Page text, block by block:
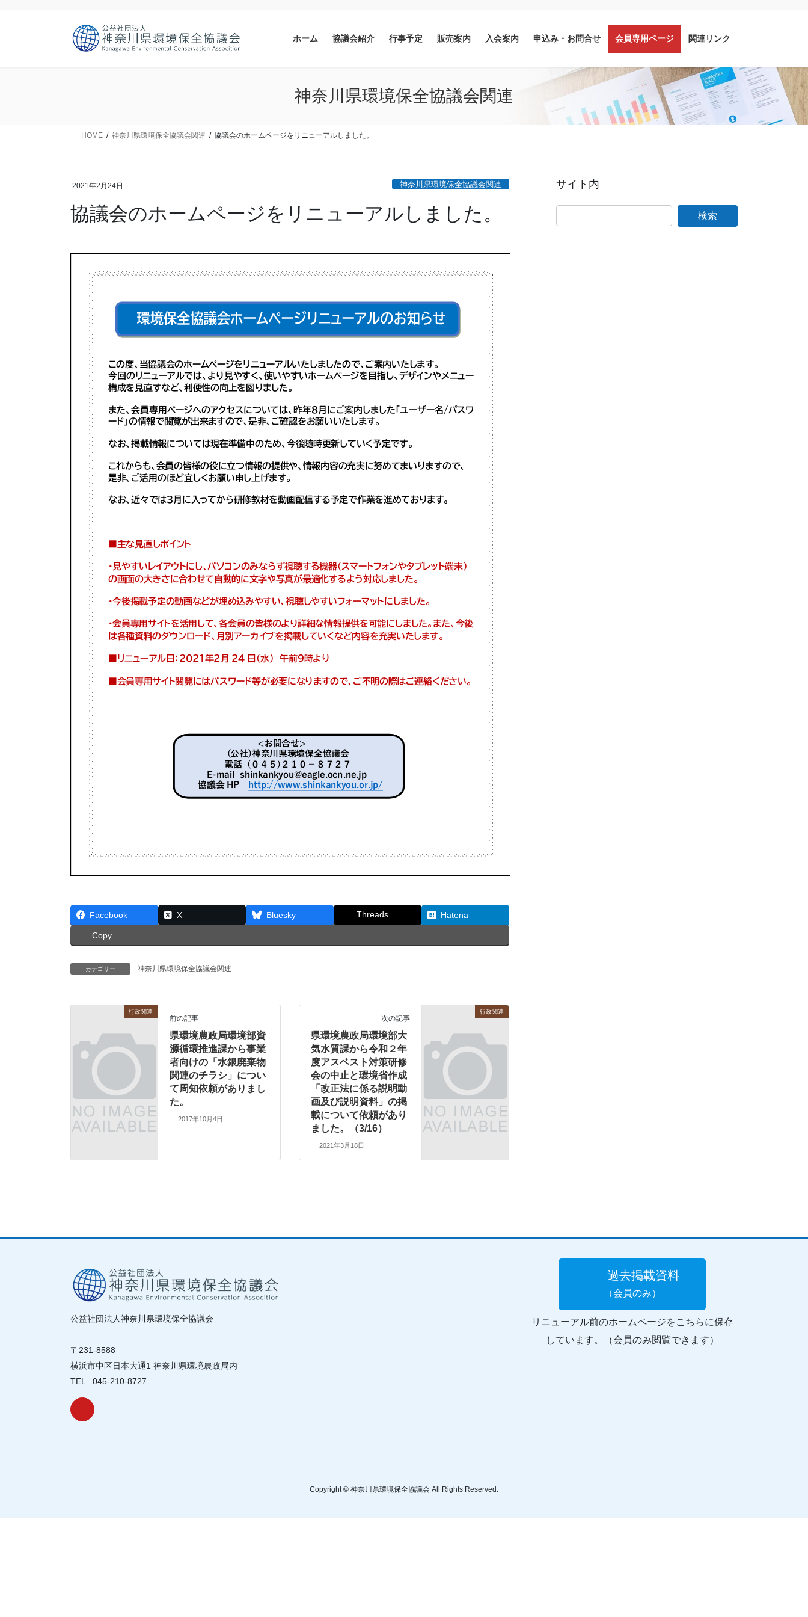
ホーム 協議会紹介 行事予定 販売案内 入会案内 申込み・お問合せ 会員専用ページ 関連リンク
神奈川県環境保全協議会関連
HOME 神奈川県環境保全協議会関連 協議会のホームページをリニューアルしました。
2021年2月24日 神奈川県環境保全協議会関連
協議会のホームページをリニューアルしました。
Facebook X Bluesky Threads Hatena
Copy
カテゴリー 神奈川県環境保全協議会関連
行政関連
前の記事
県環境農政局環境部資
源循環推進課から事業
者向けの「水銀廃棄物
関連のチラシ」につい
て周知依頼がありまし
た。
2017年10月4日
行政関連
次の記事
県環境農政局環境部大
気水質課から令和２年
度アスベスト対策研修
会の中止と環境省作成
「改正法に係る説明動
画及び説明資料」の掲
載について依頼があり
ました。（3/16）
2021年3月18日
サイト内
公益社団法人神奈川県環境保全協議会
〒231-8588
横浜市中区日本大通1 神奈川県環境農政局内
TEL . 045-210-8727
過去掲載資料
（会員のみ）
リニューアル前のホームページをこちらに保存
しています。（会員のみ閲覧できます）
Copyright © 神奈川県環境保全協議会 All Rights Reserved.